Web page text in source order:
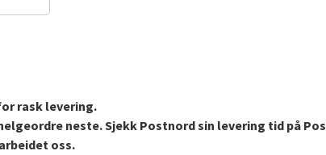
rask levering.
neste. Sjekk Postnord sin levering tid på
oss.